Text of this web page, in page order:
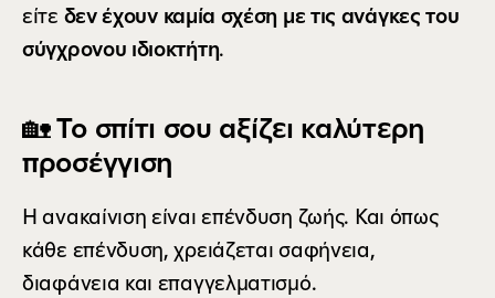
είτε δεν έχουν καμία σχέση με τις ανάγκες του
σύγχρονου ιδιοκτήτη.
🏡 Το σπίτι σου αξίζει καλύτερη
προσέγγιση
Η ανακαίνιση είναι επένδυση ζωής. Και όπως
κάθε επένδυση, χρειάζεται σαφήνεια,
διαφάνεια και επαγγελματισμό.